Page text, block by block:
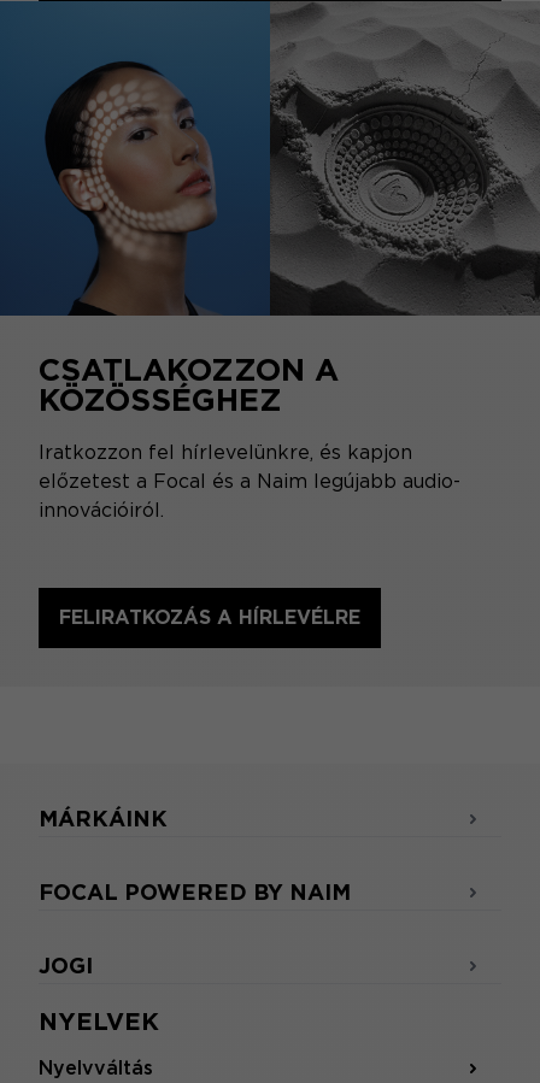
CSATLAKOZZON A
KÖZÖSSÉGHEZ
Iratkozzon fel hírlevelünkre, és kapjon
előzetest a Focal és a Naim legújabb audio-
innovációiról.
FELIRATKOZÁS A HÍRLEVÉLRE
NYELVEK
Nyelvváltás
MÁRKÁINK
FOCAL POWERED BY NAIM
JOGI